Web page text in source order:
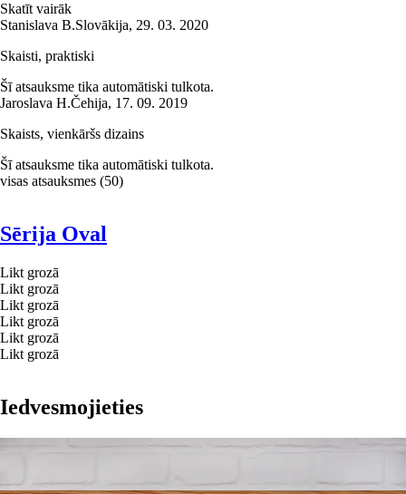
Skatīt vairāk
Stanislava B.Slovākija, 29. 03. 2020
Skaisti, praktiski
Šī atsauksme tika automātiski tulkota.
Jaroslava H.Čehija, 17. 09. 2019
Skaists, vienkāršs dizains
Šī atsauksme tika automātiski tulkota.
visas atsauksmes (50)
Sērija Oval
Likt grozā
Likt grozā
Likt grozā
Likt grozā
Likt grozā
Likt grozā
Iedvesmojieties